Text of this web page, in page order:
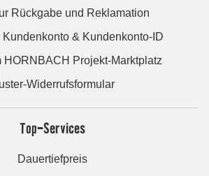
Rückgabe und Reklamation
Kundenkonto & Kundenkonto-ID
HORNBACH Projekt-Marktplatz
Widerrufsformular
Top-Services
Dauertiefpreis